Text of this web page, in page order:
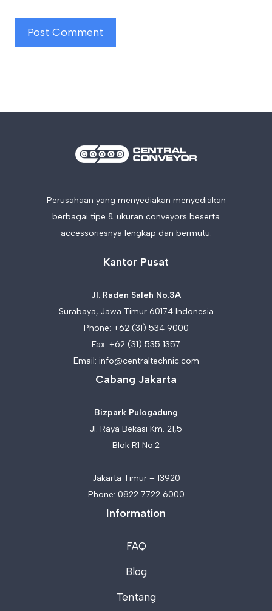
Perusahaan yang menyediakan menyediakan
berbagai tipe & ukuran conveyors beserta
accessoriesnya lengkap dan bermutu.
Kantor Pusat
Jl. Raden Saleh No.3A
Surabaya, Jawa Timur 60174 Indonesia
Phone: +62 (31) 534 9000
Fax: +62 (31) 535 1357
Email: info@centraltechnic.com
Cabang Jakarta
Bizpark Pulogadung
Jl. Raya Bekasi Km. 21,5
Blok R1 No.2
Jakarta Timur – 13920
Phone: 0822 7722 6000
Information
FAQ
Blog
Tentang